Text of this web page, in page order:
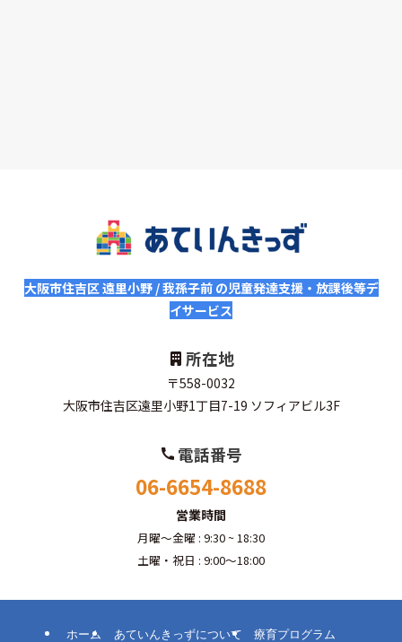
大阪市住吉区 遠里小野 / 我孫子前 の児童発達支援・放課後等デ
イサービス
所在地
〒558-0032
大阪市住吉区遠里小野1丁目7-19 ソフィアビル3F
電話番号
06-6654-8688
営業時間
月曜～金曜 : 9:30 ~ 18:30
土曜・祝日 : 9:00～18:00
ホーム あていんきっずについて 療育プログラム